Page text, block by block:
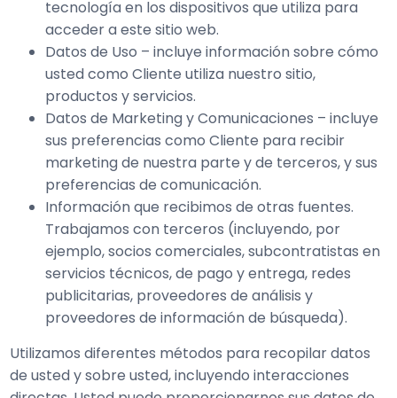
tecnología en los dispositivos que utiliza para
acceder a este sitio web.
Datos de Uso – incluye información sobre cómo
usted como Cliente utiliza nuestro sitio,
productos y servicios.
Datos de Marketing y Comunicaciones – incluye
sus preferencias como Cliente para recibir
marketing de nuestra parte y de terceros, y sus
preferencias de comunicación.
Información que recibimos de otras fuentes.
Trabajamos con terceros (incluyendo, por
ejemplo, socios comerciales, subcontratistas en
servicios técnicos, de pago y entrega, redes
publicitarias, proveedores de análisis y
proveedores de información de búsqueda).
Utilizamos diferentes métodos para recopilar datos
de usted y sobre usted, incluyendo interacciones